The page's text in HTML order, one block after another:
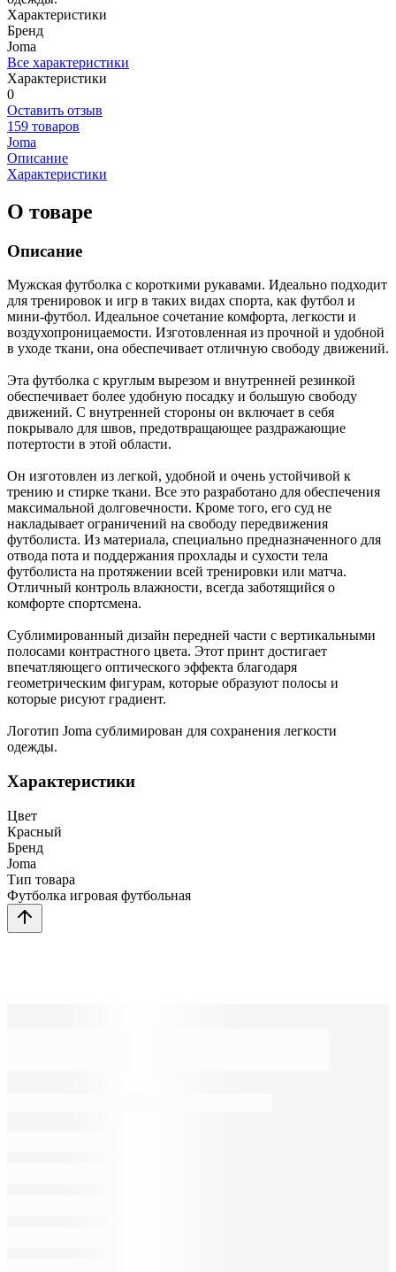
Характеристики
Бренд
Joma
Все характеристики
Характеристики
0
Оставить отзыв
159 товаров
Joma
Описание
Характеристики
О товаре
Описание
Мужская футболка с короткими рукавами. Идеально подходит
для тренировок и игр в таких видах спорта, как футбол и
мини-футбол. Идеальное сочетание комфорта, легкости и
воздухопроницаемости. Изготовленная из прочной и удобной
в уходе ткани, она обеспечивает отличную свободу движений.
Эта футболка с круглым вырезом и внутренней резинкой
обеспечивает более удобную посадку и большую свободу
движений. С внутренней стороны он включает в себя
покрывало для швов, предотвращающее раздражающие
потертости в этой области.
Он изготовлен из легкой, удобной и очень устойчивой к
трению и стирке ткани. Все это разработано для обеспечения
максимальной долговечности. Кроме того, его суд не
накладывает ограничений на свободу передвижения
футболиста. Из материала, специально предназначенного для
отвода пота и поддержания прохлады и сухости тела
футболиста на протяжении всей тренировки или матча.
Отличный контроль влажности, всегда заботящийся о
комфорте спортсмена.
Сублимированный дизайн передней части с вертикальными
полосами контрастного цвета. Этот принт достигает
впечатляющего оптического эффекта благодаря
геометрическим фигурам, которые образуют полосы и
которые рисуют градиент.
Логотип Joma сублимирован для сохранения легкости
одежды.
Характеристики
Цвет
Красный
Бренд
Joma
Тип товара
Футболка игровая футбольная